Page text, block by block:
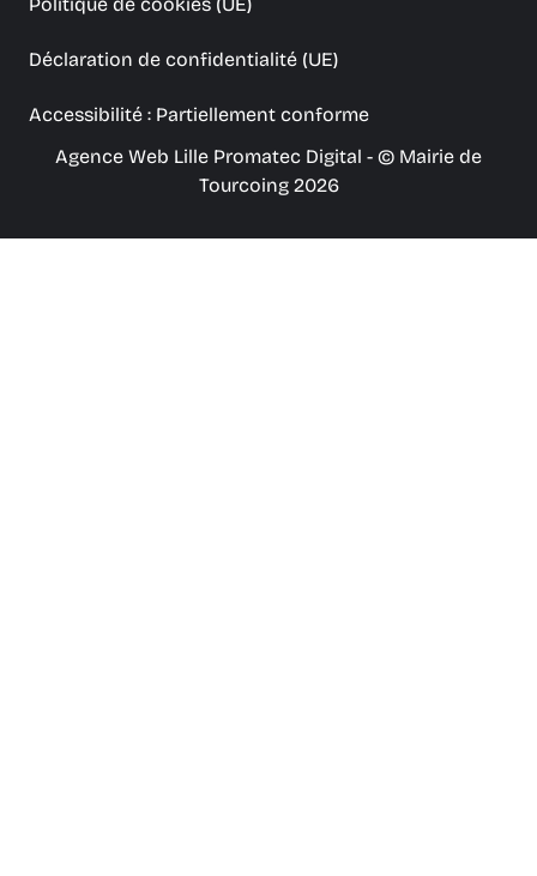
Déclaration de confidentialité (UE)
Accessibilité : Partiellement conforme
Agence Web Lille Promatec Digital - © Mairie de
Tourcoing 2026